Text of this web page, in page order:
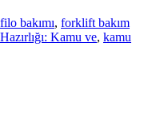
filo bakımı, forklift bakım
Kamu ve, kamu